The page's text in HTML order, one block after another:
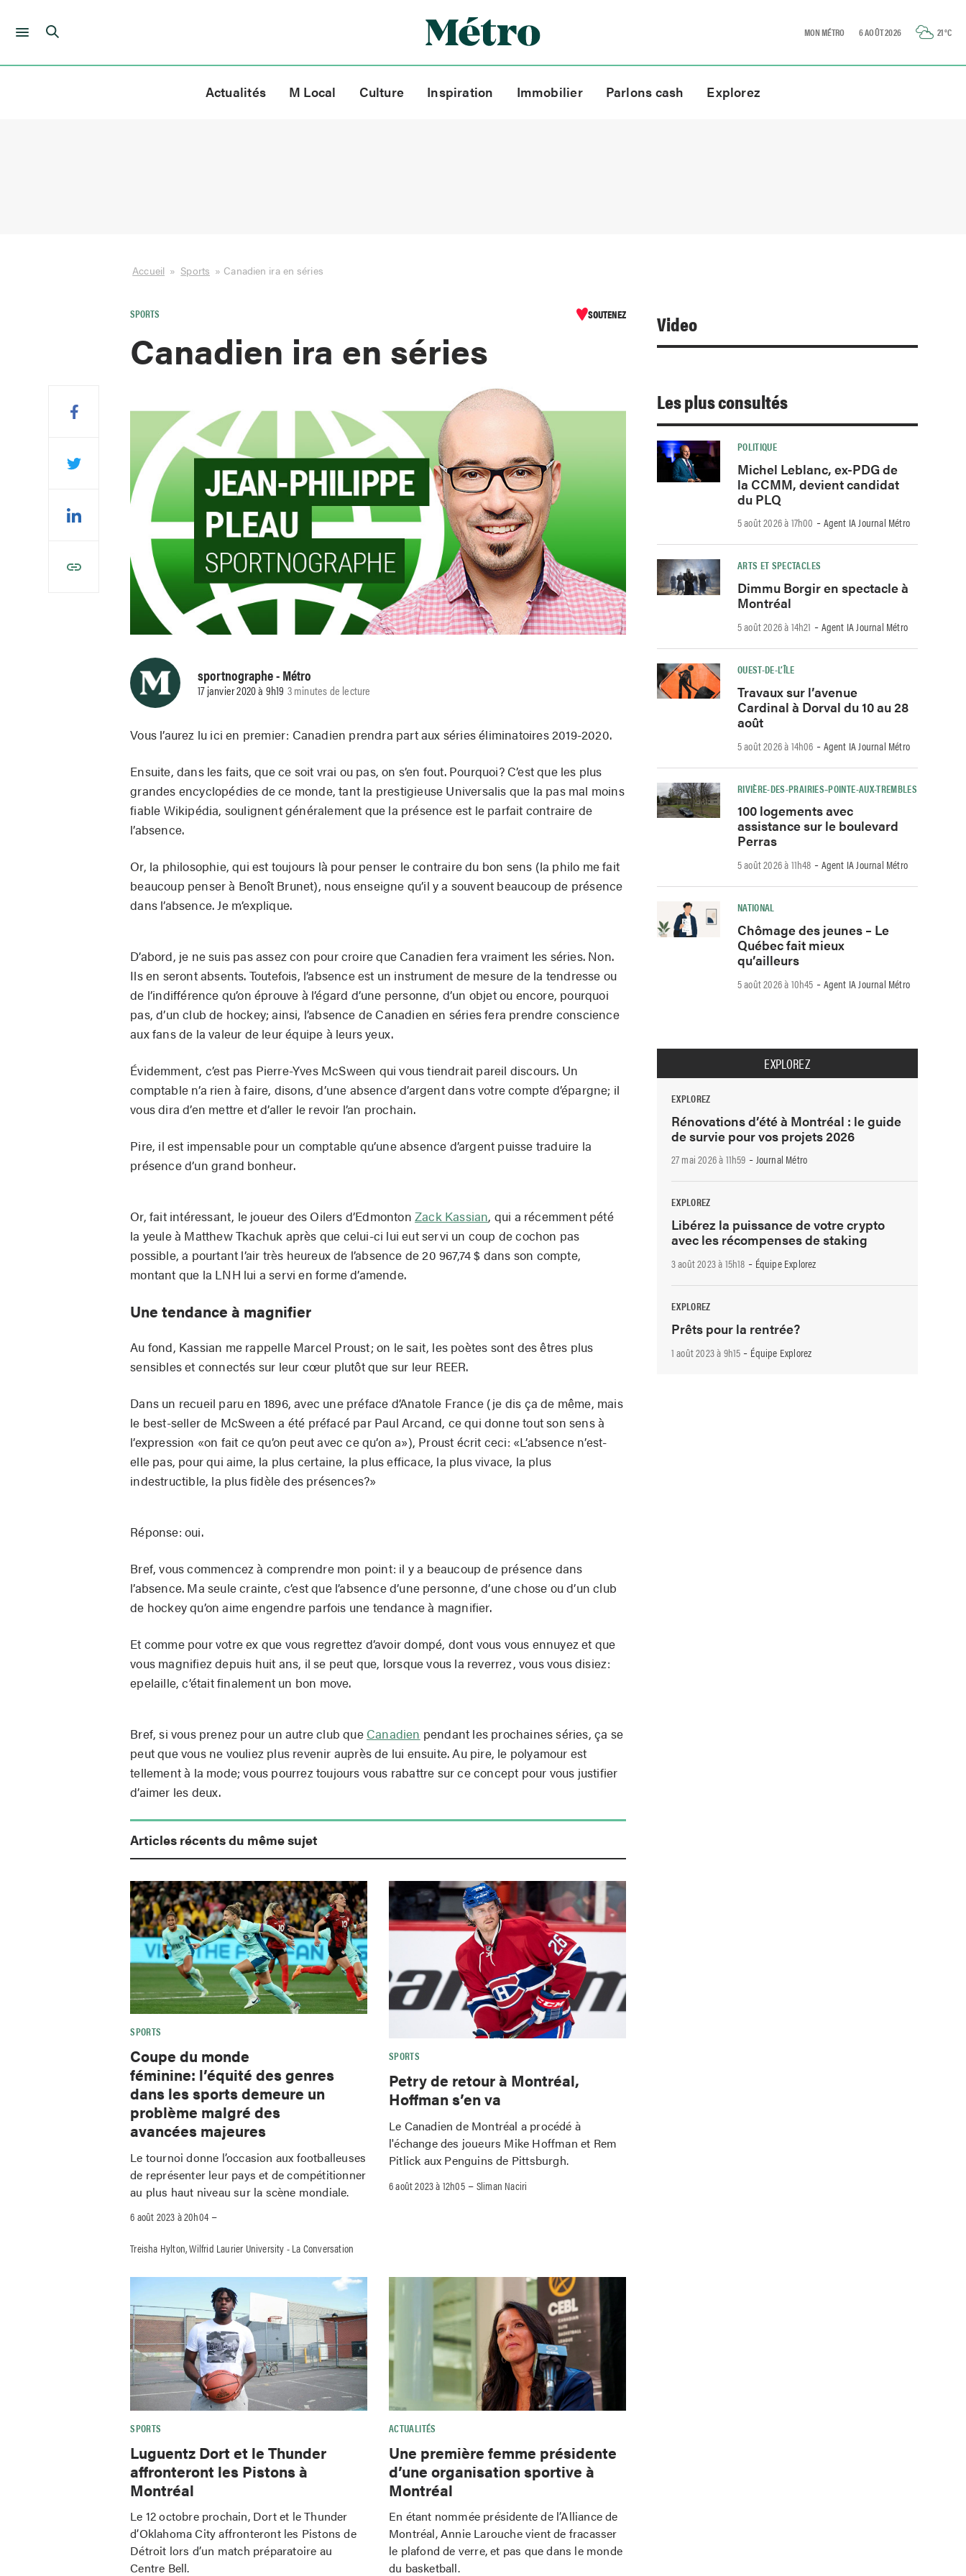
Skip
MON MÉTRO 6 AOÛT 2026 21°C
Actualités M Local Culture Inspiration Immobilier Parlons cash Explorez
Accueil » Sports » Canadien ira en séries
SPORTS SOUTENEZ
Canadien ira en séries
sportnographe- Métro
17 janvier 2020 à 9h19 3 minutes de lecture
Vous l’aurez lu ici en premier: Canadien prendra part aux séries éliminatoires 2019-2020.
Ensuite, dans les faits, que ce soit vrai ou pas, on s’en fout. Pourquoi? C’est que les plus
grandes encyclopédies de ce monde, tant la prestigieuse Universalis que la pas mal moins
fiable Wikipédia, soulignent généralement que la présence est le parfait contraire de
l’absence.
Or, la philosophie, qui est toujours là pour penser le contraire du bon sens (la philo me fait
beaucoup penser à Benoît Brunet), nous enseigne qu’il y a souvent beaucoup de présence
dans l’absence. Je m’explique.
D’abord, je ne suis pas assez con pour croire que Canadien fera vraiment les séries. Non.
Ils en seront absents. Toutefois, l’absence est un instrument de mesure de la tendresse ou
de l’indifférence qu’on éprouve à l’égard d’une personne, d’un objet ou encore, pourquoi
pas, d’un club de hockey; ainsi, l’absence de Canadien en séries fera prendre conscience
aux fans de la valeur de leur équipe à leurs yeux.
Évidemment, c’est pas Pierre-Yves McSween qui vous tiendrait pareil discours. Un
comptable n’a rien à faire, disons, d’une absence d’argent dans votre compte d’épargne; il
vous dira d’en mettre et d’aller le revoir l’an prochain.
Pire, il est impensable pour un comptable qu’une absence d’argent puisse traduire la
présence d’un grand bonheur.
Or, fait intéressant, le joueur des Oilers d’EdmontonZack Kassian, qui a récemment pété
la yeule à Matthew Tkachuk après que celui-ci lui eut servi un coup de cochon pas
possible, a pourtant l’air très heureux de l’absence de 20 967,74 $ dans son compte,
montant que la LNH lui a servi en forme d’amende.
Une tendance à magnifier
Au fond, Kassian me rappelle Marcel Proust; on le sait, les poètes sont des êtres plus
sensibles et connectés sur leur cœur plutôt que sur leur REER.
Dans un recueil paru en 1896, avec une préface d’Anatole France (je dis ça de même, mais
le best-seller de McSween a été préfacé par Paul Arcand, ce qui donne tout son sens à
l’expression «on fait ce qu’on peut avec ce qu’on a»), Proust écrit ceci: «L’absence n’est-
elle pas, pour qui aime, la plus certaine, la plus efficace, la plus vivace, la plus
indestructible, la plus fidèle des présences?»
Réponse: oui.
Bref, vous commencez à comprendre mon point: il y a beaucoup de présence dans
l’absence. Ma seule crainte, c’est que l’absence d’une personne, d’une chose ou d’un club
de hockey qu’on aime engendre parfois une tendance à magnifier.
Et comme pour votre ex que vous regrettez d’avoir dompé, dont vous vous ennuyez et que
vous magnifiez depuis huit ans, il se peut que, lorsque vous la reverrez, vous vous disiez:
epelaille, c’était finalement un bon move.
Bref, si vous prenez pour un autre club que Canadien pendant les prochaines séries, ça se
peut que vous ne vouliez plus revenir auprès de lui ensuite. Au pire, le polyamour est
tellement à la mode; vous pourrez toujours vous rabattre sur ce concept pour vous justifier
d’aimer les deux.
Articles récents du même sujet
SPORTS
Coupe du monde
féminine: l’équité des genres
dans les sports demeure un
problème malgré des
avancées majeures
Le tournoi donne l’occasion aux footballeuses
de représenter leur pays et de compétitionner
au plus haut niveau sur la scène mondiale.
6 août 2023 à 20h04 –
Treisha Hylton, Wilfrid Laurier University - La Conversation
SPORTS
Petry de retour à Montréal,
Hoffman s’en va
Le Canadien de Montréal a procédé à
l'échange des joueurs Mike Hoffman et Rem
Pitlick aux Penguins de Pittsburgh.
6 août 2023 à 12h05–Sliman Naciri
SPORTS
Luguentz Dort et le Thunder
affronteront les Pistons à
Montréal
Le 12 octobre prochain, Dort et le Thunder
d’Oklahoma City affronteront les Pistons de
Détroit lors d’un match préparatoire au
Centre Bell.
ACTUALITÉS
Une première femme présidente
d’une organisation sportive à
Montréal
En étant nommée présidente de l’Alliance de
Montréal, Annie Larouche vient de fracasser
le plafond de verre, et pas que dans le monde
du basketball.
Video
Les plus consultés
POLITIQUE
Michel Leblanc, ex-PDG de
la CCMM, devient candidat
du PLQ
5 août 2026 à 17h00 -Agent IA Journal Métro
ARTS ET SPECTACLES
Dimmu Borgir en spectacle à
Montréal
5 août 2026 à 14h21 -Agent IA Journal Métro
OUEST-DE-L’ÎLE
Travaux sur l’avenue
Cardinal à Dorval du 10 au 28
août
5 août 2026 à 14h06 -Agent IA Journal Métro
RIVIÈRE-DES-PRAIRIES–POINTE-AUX-TREMBLES
100 logements avec
assistance sur le boulevard
Perras
5 août 2026 à 11h48 -Agent IA Journal Métro
NATIONAL
Chômage des jeunes – Le
Québec fait mieux
qu’ailleurs
5 août 2026 à 10h45 -Agent IA Journal Métro
EXPLOREZ
EXPLOREZ
Rénovations d’été à Montréal : le guide
de survie pour vos projets 2026
27 mai 2026 à 11h59 -Journal Métro
EXPLOREZ
Libérez la puissance de votre crypto
avec les récompenses de staking
3 août 2023 à 15h18 - Équipe Explorez
EXPLOREZ
Prêts pour la rentrée?
1 août 2023 à 9h15 - Équipe Explorez